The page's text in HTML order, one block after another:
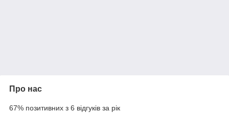
Про нас
67% позитивних з 6 відгуків за рік